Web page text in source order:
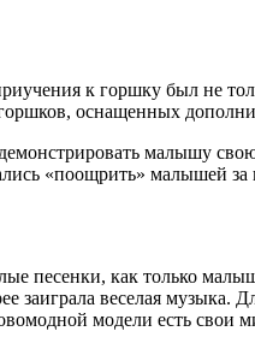
к горшку был не
оснащенных
малышу
«поощрить» малышей
песенки, как только
заиграла веселая
модели есть свои